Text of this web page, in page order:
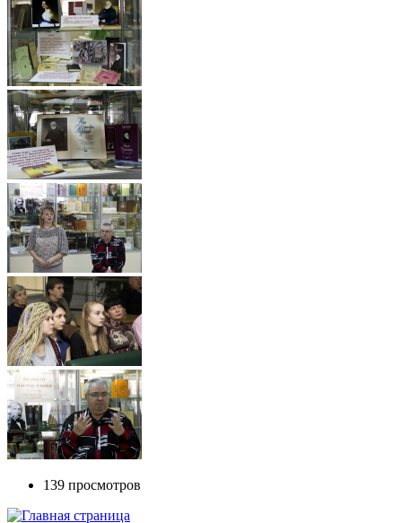
139 просмотров